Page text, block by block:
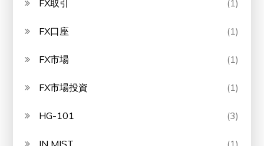
FX取引 (1)
FX口座 (1)
FX市場 (1)
FX市場投資 (1)
HG-101 (3)